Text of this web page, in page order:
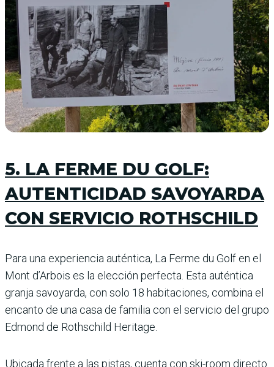
5. LA FERME DU GOLF:
AUTENTICIDAD SAVOYARDA
CON SERVICIO ROTHSCHILD
Para una experiencia auténtica, La Ferme du Golf en el
Mont d’Arbois es la elección perfecta. Esta auténtica
granja savoyarda, con solo 18 habitaciones, combina el
encanto de una casa de familia con el servicio del grupo
Edmond de Rothschild Heritage.
Ubicada frente a las pistas, cuenta con ski-room directo